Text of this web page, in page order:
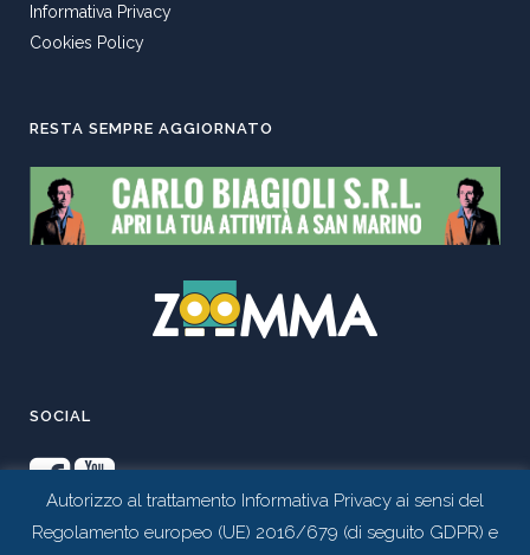
Informativa Privacy
Cookies Policy
RESTA SEMPRE AGGIORNATO
SOCIAL
Autorizzo al trattamento Informativa Privacy ai sensi del
Regolamento europeo (UE) 2016/679 (di seguito GDPR) e